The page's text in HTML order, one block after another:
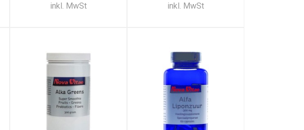
inkl. MwSt
inkl. MwSt